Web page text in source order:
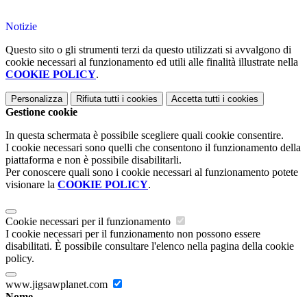
Notizie
Questo sito o gli strumenti terzi da questo utilizzati si avvalgono di
cookie necessari al funzionamento ed utili alle finalità illustrate nella
COOKIE POLICY.
Personalizza Rifiuta tutti i cookies Accetta tutti i cookies
Gestione cookie
In questa schermata è possibile scegliere quali cookie consentire.
I cookie necessari sono quelli che consentono il funzionamento della
piattaforma e non è possibile disabilitarli.
Per conoscere quali sono i cookie necessari al funzionamento potete
visionare la COOKIE POLICY.
Cookie necessari per il funzionamento
I cookie necessari per il funzionamento non possono essere
disabilitati. È possibile consultare l'elenco nella pagina della cookie
policy.
www.jigsawplanet.com